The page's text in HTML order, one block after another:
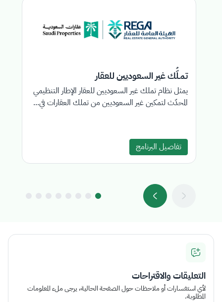
تمـلُّك غير السعوديين للعقار
يمثل نظام تملك غير السعوديين للعقار الإطار التنظيمي
المحدّث لتمكين غير السعوديين من تملك العقارات في...
تفاصيل البرنامج
التعليقات والاقتراحات
لأي استفسارات أو ملاحظات حول الصفحة الحالية، يرجى ملء المعلومات
المطلوبة.